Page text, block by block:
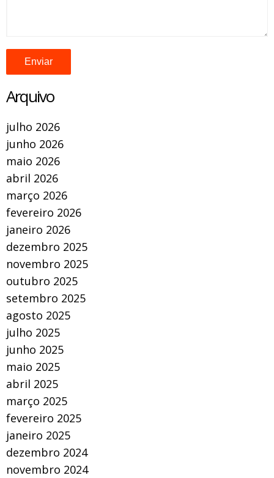
Arquivo
julho 2026
junho 2026
maio 2026
abril 2026
março 2026
fevereiro 2026
janeiro 2026
dezembro 2025
novembro 2025
outubro 2025
setembro 2025
agosto 2025
julho 2025
junho 2025
maio 2025
abril 2025
março 2025
fevereiro 2025
janeiro 2025
dezembro 2024
novembro 2024